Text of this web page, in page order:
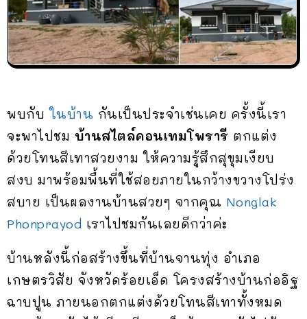
พบกับในบ้าน กันเป็นประจำเช่นเคย ครั้งนี้เรา
จะพาไปชม บ้านสไตล์คอนเทมโพรารี ตกแต่ง
ด้วยโทนสีเทาสวยงาม ให้ความรู้สึกสุขุมเงียบ
สงบ มาพร้อมพื้นที่ใช้สอยภายในกว้างขวางโปร่ง
สบาย เป็นผลงานบ้านสวยๆ จากคุณ Nonglak
Phonprayod เราไปชมกันเลยดีกว่าค่ะ
บ้านหลังนี้ก่อสร้างขึ้นที่บ้านจานทุ่ง อำเภอ
เกษตรวิสัย จังหวัดร้อยเอ็ด โครงสร้างบ้านก่ออิฐ
ฉาบปูน ภายนอกตกแต่งด้วยโทนสีเทาทั้งหมด